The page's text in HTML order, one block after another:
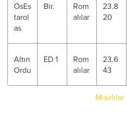
OsEs
tarol
as
Bir.
Rom
alılar
23.8
20
Altın
Ordu
ED 1
Rom
alılar
23.6
43
Mısırlılar